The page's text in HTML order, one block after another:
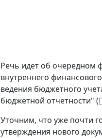
Речь идет об очередном
внутреннего
ведения бюджетного
бюджетной отчетности" (
Уточним, что уже почти
утверждения нового